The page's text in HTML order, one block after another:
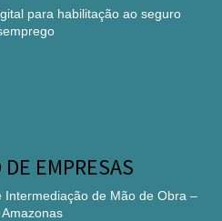
para habilitação ao seguro
EMPRESAS
Intermediação de Mão de Obra –
Amazonas